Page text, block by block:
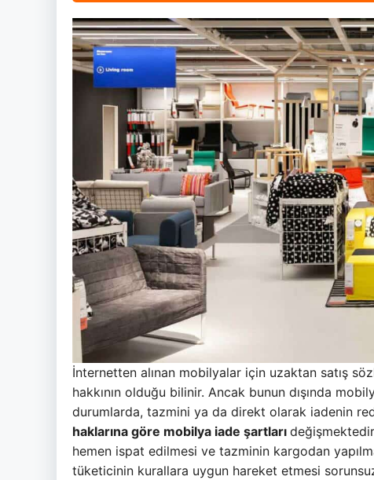
İnternetten alınan mobilyalar için uzaktan satış
hakkının olduğu bilinir. Ancak bunun dışında
durumlarda, tazmini ya da direkt olarak iadenin
haklarına göre mobilya iade şartları
hemen ispat edilmesi ve tazminin kargodan
tüketicinin kurallara uygun hareket etmesi